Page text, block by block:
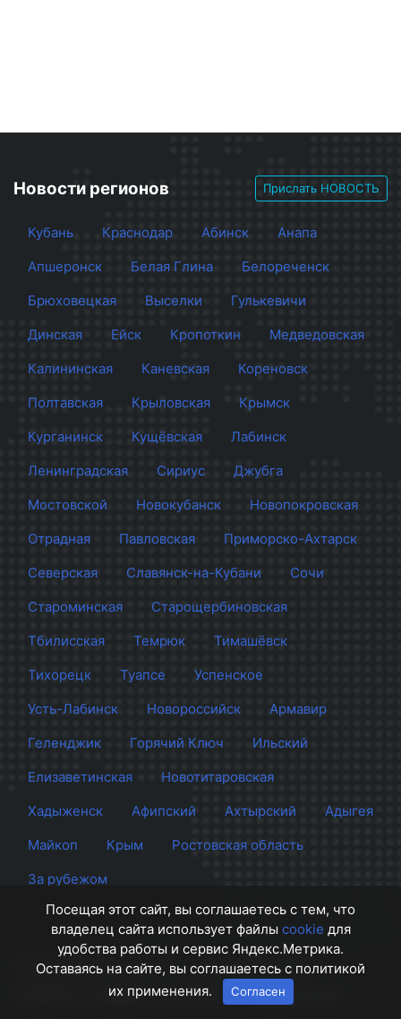
Новости регионов Прислать НОВОСТЬ
Кубань Краснодар Абинск
Анапа
Апшеронск
Белая Глина
Белореченск
Брюховецкая
Выселки
Гулькевичи
Динская
Ейск Кропоткин
Медведовская
Калининская
Каневская
Кореновск
Полтавская
Крыловская
Крымск
Курганинск
Кущёвская
Лабинск
Ленинградская
Сириус
Джубга
Мостовской
Новокубанск
Новопокровская
Отрадная
Павловская
Приморско-Ахтарск
Северская
Славянск-на-Кубани
Сочи
Староминская
Старощербиновская
Тбилисская
Темрюк
Тимашёвск
Тихорецк
Туапсе
Успенское
Усть-Лабинск
Новороссийск
Армавир
Геленджик
Горячий Ключ
Ильский
Елизаветинская
Новотитаровская
Хадыженск
Афипский Ахтырский
Адыгея
Майкоп
Крым
Ростовская область
За рубежом
Сайт Краснодара
© 2012 - 2026 СМИ Кубани
Правила Контакты Напишите нам
Посещая этот сайт, вы соглашаетесь с тем, что
владелец сайта использует файлы cookie для
удобства работы и сервис Яндекс.Метрика.
Оставаясь на сайте, вы соглашаетесь с политикой
их применения.
Согласен